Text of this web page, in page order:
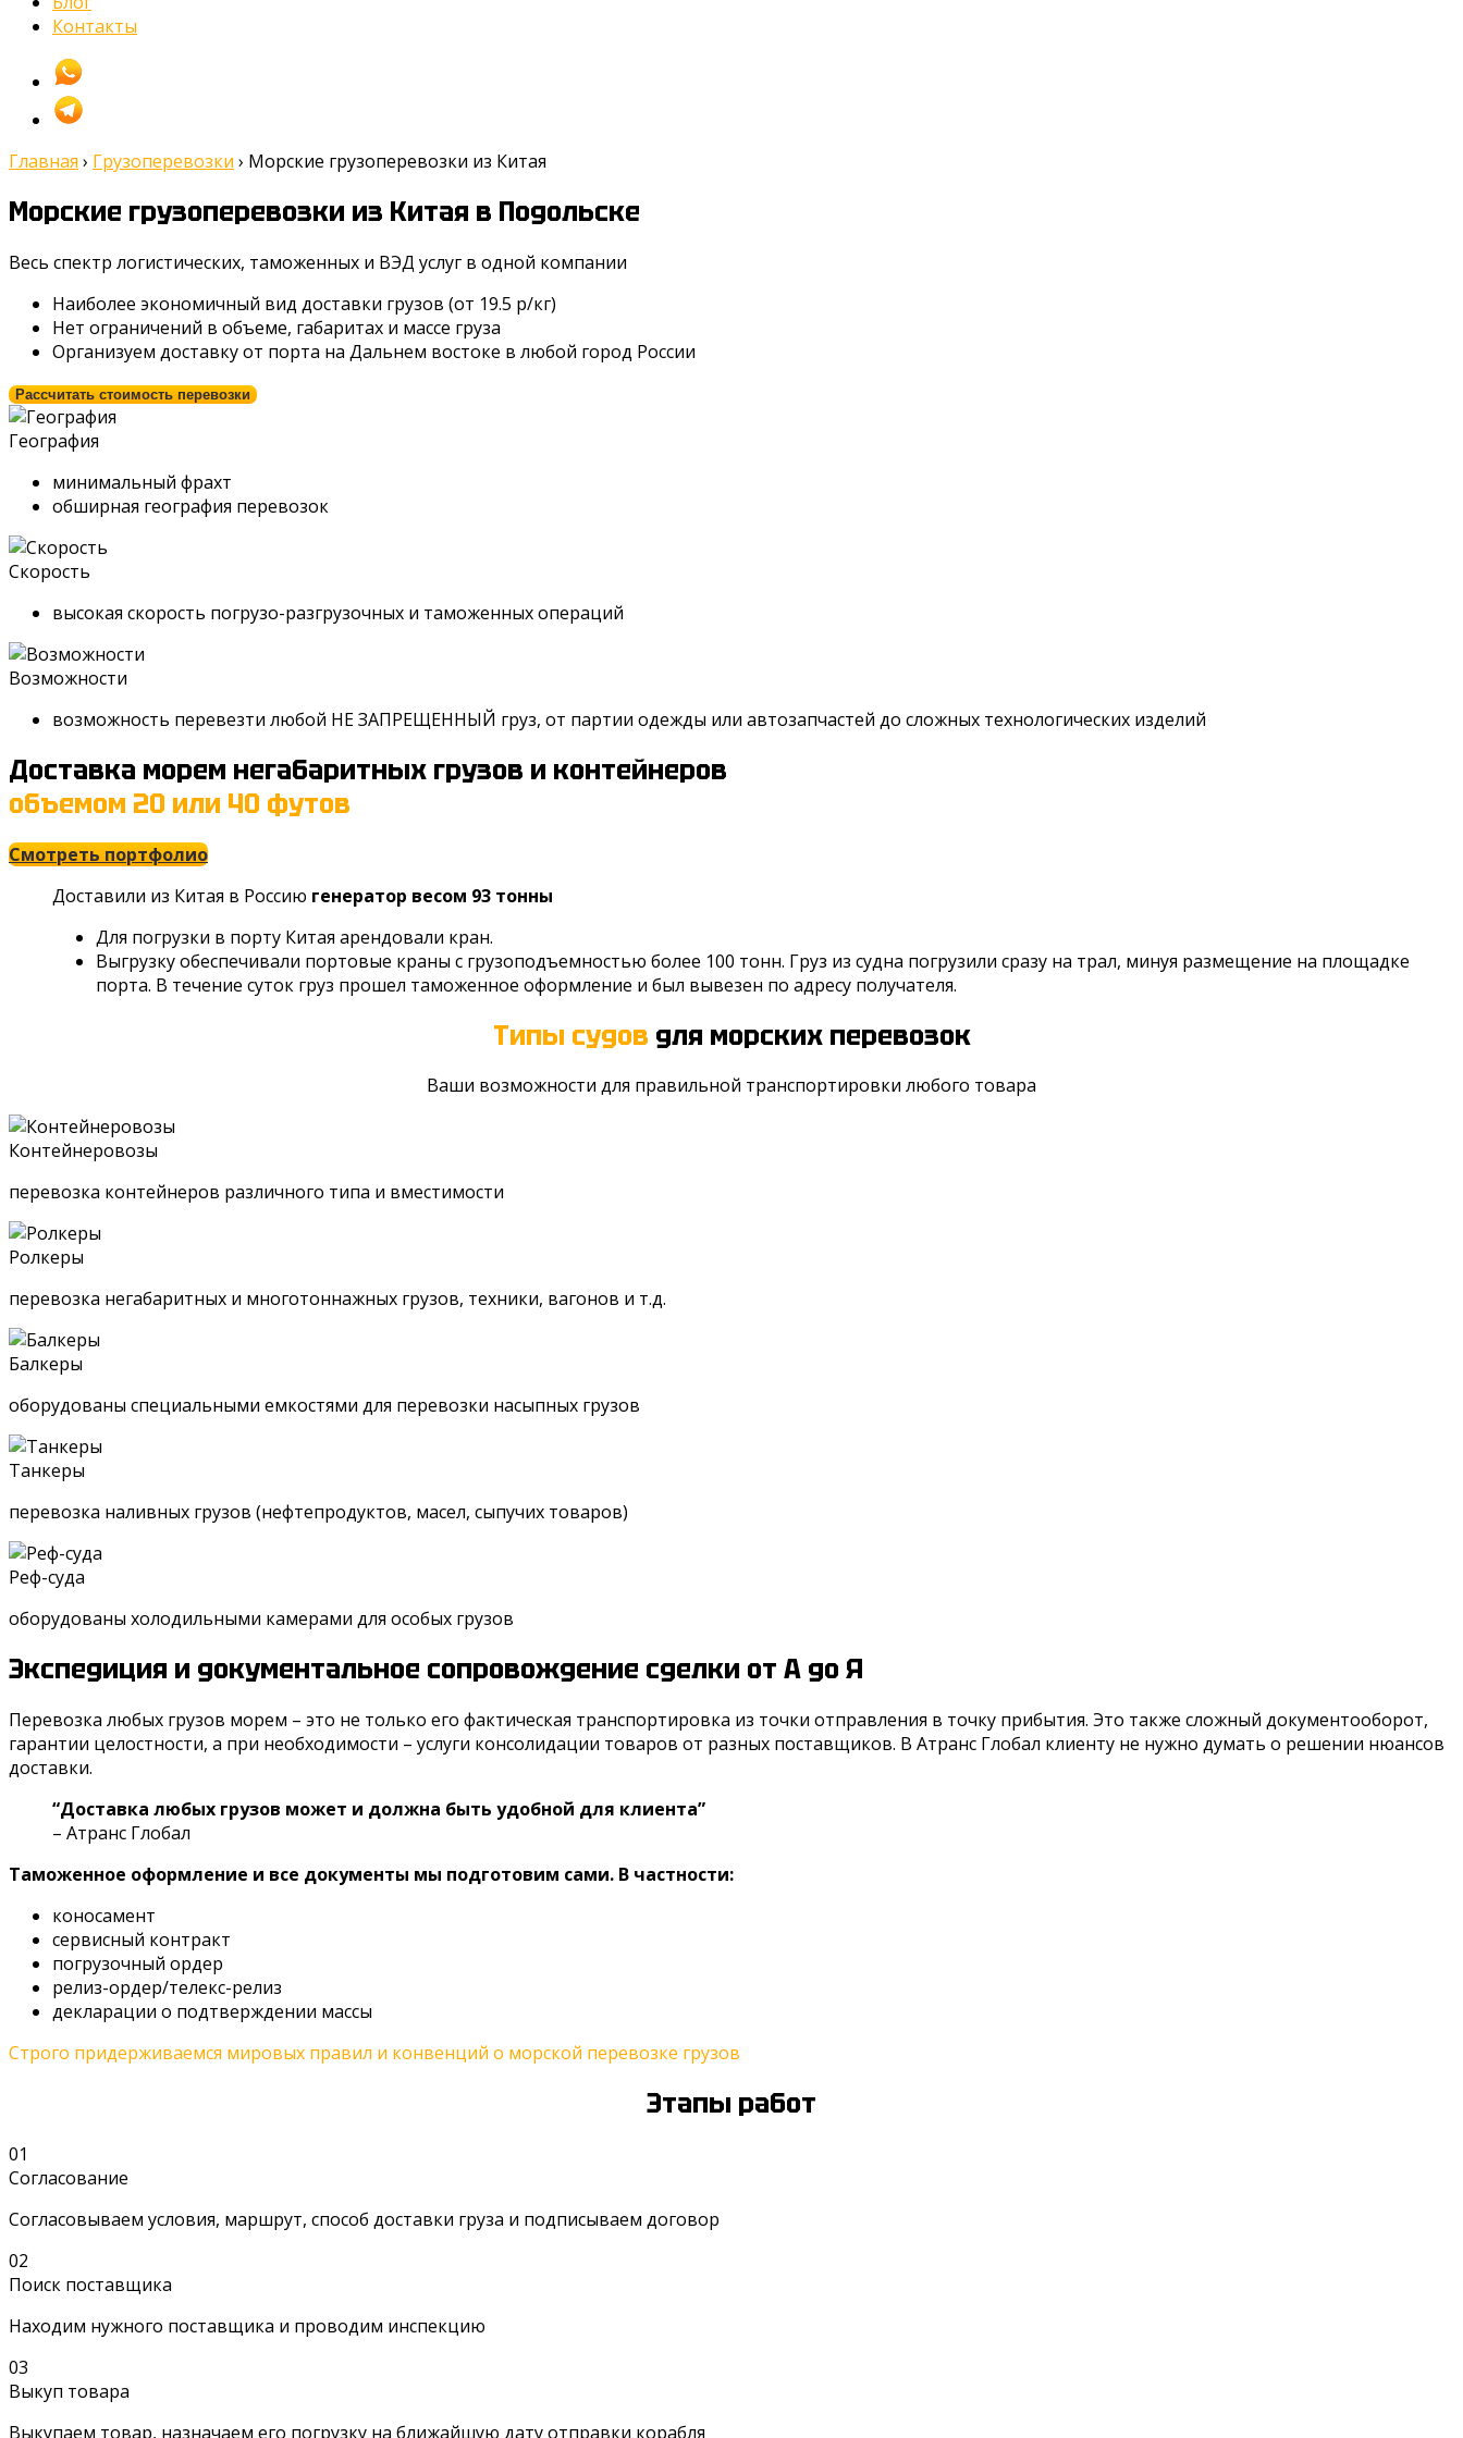
Контакты
Главная › Грузоперевозки › Морские грузоперевозки из Китая
Морские грузоперевозки из Китая в Подольске
Весь спектр логистических, таможенных и ВЭД услуг в одной компании
Наиболее экономичный вид доставки грузов (от 19.5 р/кг)
Нет ограничений в объеме, габаритах и массе груза
Организуем доставку от порта на Дальнем востоке в любой город России
Рассчитать стоимость перевозки
География
минимальный фрахт
обширная география перевозок
Скорость
высокая скорость погрузо-разгрузочных и таможенных операций
Возможности
возможность перевезти любой НЕ ЗАПРЕЩЕННЫЙ груз, от партии одежды или автозапчастей до сложных технологических изделий
Доставка морем негабаритных грузов и контейнеров
объемом 20 или 40 футов
Смотреть портфолио
Доставили из Китая в Россию генератор весом 93 тонны
Для погрузки в порту Китая арендовали кран.
Выгрузку обеспечивали портовые краны с грузоподъемностью более 100 тонн. Груз из судна погрузили сразу на трал, минуя размещениe на площадке
порта. В течение суток груз прошел таможенное оформление и был вывезен по адресу получателя.
Типы судов для морских перевозок
Ваши возможности для правильной транспортировки любого товара
Контейнеровозы
перевозка контейнеров различного типа и вместимости
Ролкеры
перевозка негабаритных и многотоннажных грузов, техники, вагонов и т.д.
Балкеры
оборудованы специальными емкостями для перевозки насыпных грузов
Танкеры
перевозка наливных грузов (нефтепродуктов, масел, сыпучих товаров)
Реф-суда
оборудованы холодильными камерами для особых грузов
Экспедиция и документальное сопровождение сделки от А до Я
Перевозка любых грузов морем – это не только его фактическая транспортировка из точки отправления в точку прибытия. Это также сложный документооборот,
гарантии целостности, а при необходимости – услуги консолидации товаров от разных поставщиков. В Атранс Глобал клиенту не нужно думать о решении нюансов
доставки.
“Доставка любых грузов может и должна быть удобной для клиента”
– Атранс Глобал
Таможенное оформление и все документы мы подготовим сами. В частности:
коносамент
сервисный контракт
погрузочный ордер
релиз-ордер/телекс-релиз
декларации о подтверждении массы
Строго придерживаемся мировых правил и конвенций о морской перевозке грузов
Этапы работ
01
Согласование
Согласовываем условия, маршрут, способ доставки груза и подписываем договор
02
Поиск поставщика
Находим нужного поставщика и проводим инспекцию
03
Выкуп товара
Выкупаем товар, назначаем его погрузку на ближайшую дату отправки корабля